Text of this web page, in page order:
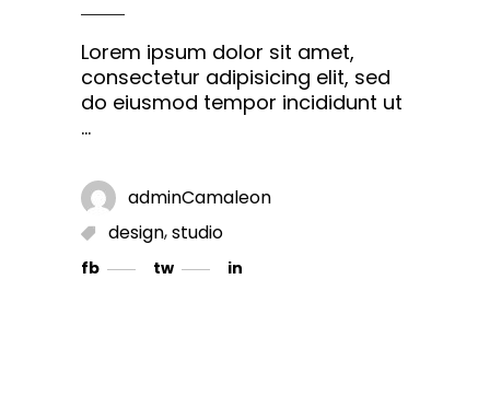
Lorem ipsum dolor sit amet,
consectetur adipisicing elit, sed
do eiusmod tempor incididunt ut
adminCamaleon
design,studio
fb tw in